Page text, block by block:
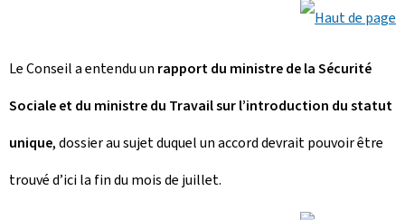
Le Conseil a entendu un rapport du ministre de la Sécurité
Sociale et du ministre du Travail sur l’introduction du statut
unique, dossier au sujet duquel un accord devrait pouvoir être
trouvé d’ici la fin du mois de juillet.